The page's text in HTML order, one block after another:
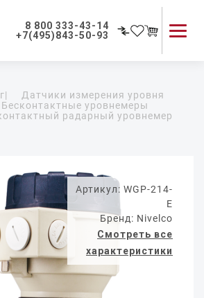
8 800 333-43-14
+7(495)843-50-93
Применение приборов
Как мы работаем
|
Датчики измерения уровня
Бесконтактные уровнемеры
радарный уровнемер
Артикул: WGP-214-
E
Бренд: Nivelco
Смотреть все
характеристики